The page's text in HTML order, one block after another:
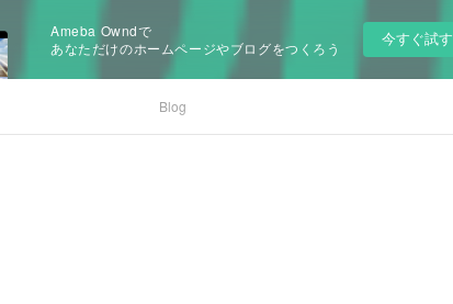
Ameba Owndで
あなただけのホームページやブログをつくろう
今すぐ試す
Blog